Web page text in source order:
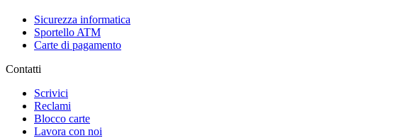
Sicurezza informatica
Sportello ATM
Carte di pagamento
Contatti
Scrivici
Reclami
Blocco carte
Lavora con noi